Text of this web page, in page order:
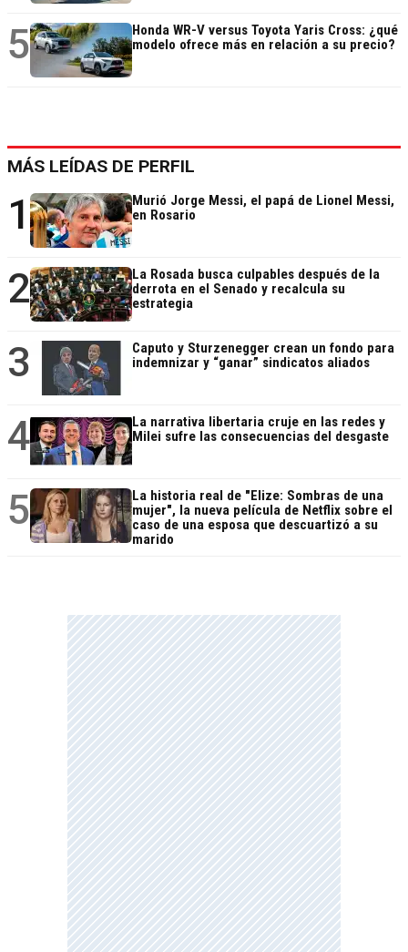
5
Honda WR-V versus Toyota Yaris Cross: ¿qué
modelo ofrece más en relación a su precio?
MÁS LEÍDAS DE PERFIL
1
Murió Jorge Messi, el papá de Lionel Messi,
en Rosario
2
La Rosada busca culpables después de la
derrota en el Senado y recalcula su
estrategia
3
Caputo y Sturzenegger crean un fondo para
indemnizar y “ganar” sindicatos aliados
4
La narrativa libertaria cruje en las redes y
Milei sufre las consecuencias del desgaste
5
La historia real de "Elize: Sombras de una
mujer", la nueva película de Netflix sobre el
caso de una esposa que descuartizó a su
marido